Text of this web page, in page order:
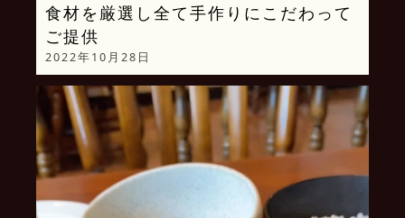
食材を厳選し全て手作りにこだわって
ご提供
2022年10月28日
動
画
プ
レ
ー
ヤ